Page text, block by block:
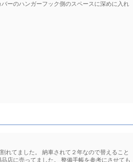
ーのハンガーフック側のスペースに深めに入れ
れてました。 納車されて２年なので替えること
店に売ってました。 整備手帳を参考にさせても